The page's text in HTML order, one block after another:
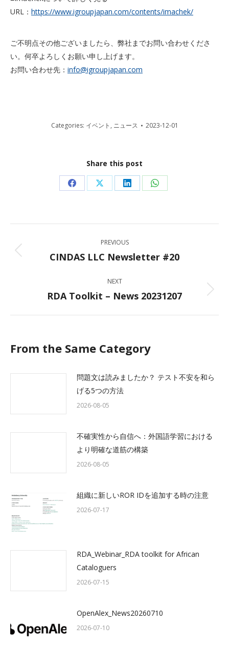
URL： https://www.igroupjapan.com/contents/imachek/
ご不明点その他ございましたら、弊社までお問い合わせくださ
い。何卒よろしくお願い申し上げます。
お問い合わせ先： info@igroupjapan.com
Categories: イベント , ニュース 2023-12-01
Share this post
Share
Facebook
Share
X
Share
LinkedIn
Share
WhatsApp
navigation
PREVIOUS
Previous
CINDAS LLC Newsletter #20
NEXT
Next
RDA Toolkit – News 20231207
From the Same Category
問題文は読みましたか？ テスト不安を和ら
げる5つの方法
2026-08-05
不確実性から自信へ：外国語学習における
より明確な道筋の構築
2026-08-05
組織に新しいROR IDを追加する時の注意
2026-07-17
RDA_Webinar_RDA toolkit for African
Cataloguers
2026-07-15
OpenAlex_News20260710
2026-07-10